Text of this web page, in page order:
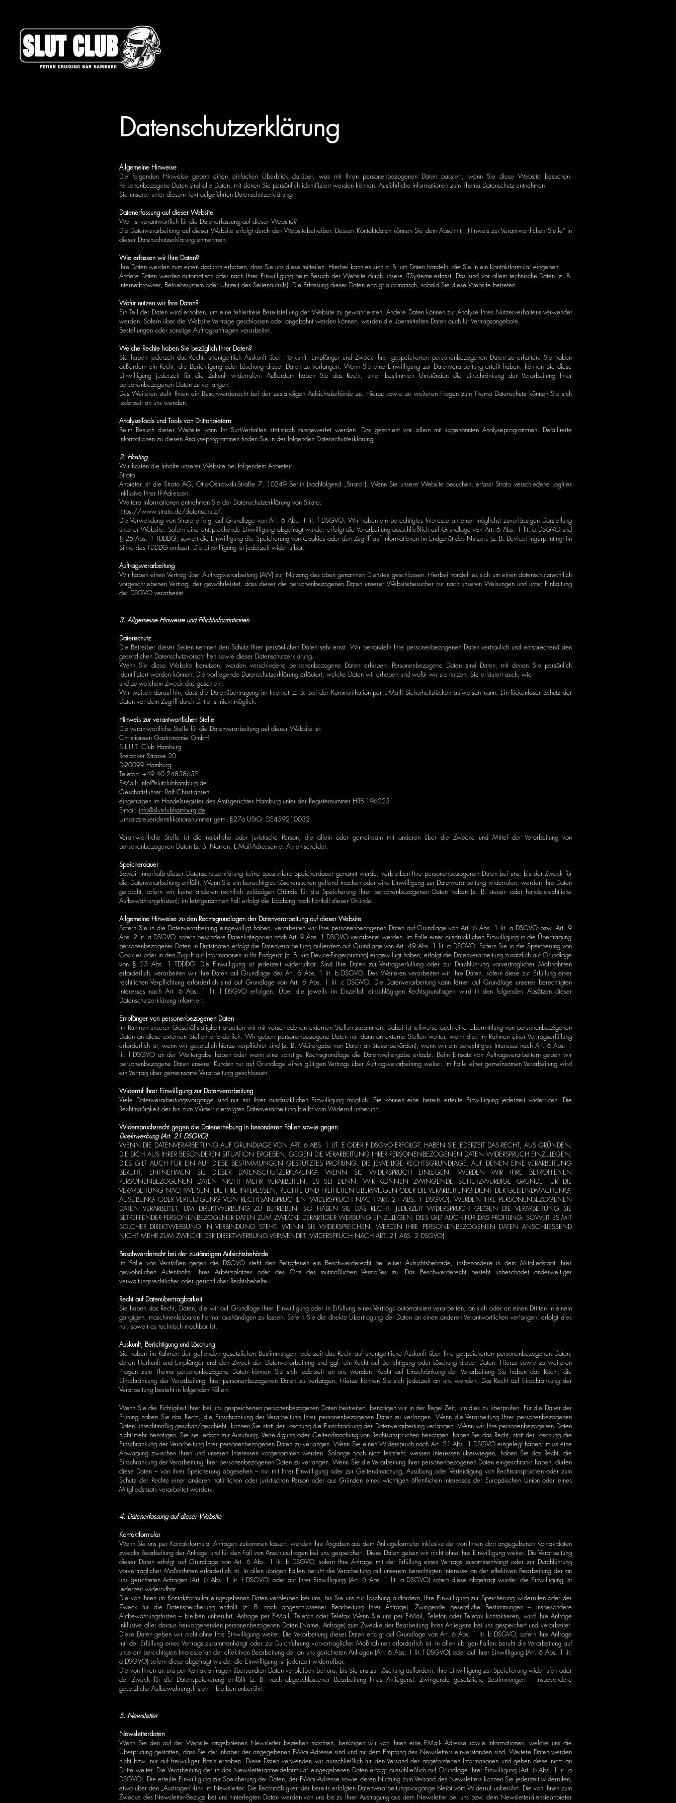
Datenschutzerklärung
Allgemeine Hinweise
Die folgenden Hinweise geben einen einfachen Überblick darüber, was mit Ihren personenbezogenen Daten passiert, wenn Sie diese Website besuchen.
Personenbezogene Daten sind alle Daten, mit denen Sie persönlich identifiziert werden können. Ausführliche Informationen zum Thema Datenschutz entnehmen
Sie unserer unter diesem Text aufgeführten Datenschutzerklärung.
Datenerfassung auf dieser Website
Wer ist verantwortlich für die Datenerfassung auf dieser Website?
Die Datenverarbeitung auf dieser Website erfolgt durch den Websitebetreiber. Dessen Kontaktdaten können Sie dem Abschnitt „Hinweis zur Verantwortlichen Stelle“ in
dieser Datenschutzerklärung entnehmen.
Wie erfassen wir Ihre Daten?
Ihre Daten werden zum einen dadurch erhoben, dass Sie uns diese mitteilen. Hierbei kann es sich z. B. um Daten handeln, die Sie in ein Kontaktformular eingeben.
Andere Daten werden automatisch oder nach Ihrer Einwilligung beim Besuch der Website durch unsere ITSysteme erfasst. Das sind vor allem technische Daten (z. B.
Internetbrowser, Betriebssystem oder Uhrzeit des Seitenaufrufs). Die Erfassung dieser Daten erfolgt automatisch, sobald Sie diese Website betreten.
Wofür nutzen wir Ihre Daten?
Ein Teil der Daten wird erhoben, um eine fehlerfreie Bereitstellung der Website zu gewährleisten. Andere Daten können zur Analyse Ihres Nutzerverhaltens verwendet
werden. Sofern über die Website Verträge geschlossen oder angebahnt werden können, werden die übermittelten Daten auch für Vertragsangebote,
Bestellungen oder sonstige Auftragsanfragen verarbeitet.
Welche Rechte haben Sie bezüglich Ihrer Daten?
Sie haben jederzeit das Recht, unentgeltlich Auskunft über Herkunft, Empfänger und Zweck Ihrer gespeicherten personenbezogenen Daten zu erhalten. Sie haben
außerdem ein Recht, die Berichtigung oder Löschung dieser Daten zu verlangen. Wenn Sie eine Einwilligung zur Datenverarbeitung erteilt haben, können Sie diese
Einwilligung jederzeit für die Zukunft widerrufen. Außerdem haben Sie das Recht, unter bestimmten Umständen die Einschränkung der Verarbeitung Ihrer
personenbezogenen Daten zu verlangen.
Des Weiteren steht Ihnen ein Beschwerderecht bei der zuständigen Aufsichtsbehörde zu. Hierzu sowie zu weiteren Fragen zum Thema Datenschutz können Sie sich
jederzeit an uns wenden.
Analyse-Tools und Tools von Drittanbietern
Beim Besuch dieser Website kann Ihr Surf-Verhalten statistisch ausgewertet werden. Das geschieht vor allem mit sogenannten Analyseprogrammen. Detaillierte
Informationen zu diesen Analyseprogrammen finden Sie in der folgenden Datenschutzerklärung.
2. Hosting
Wir hosten die Inhalte unserer Website bei folgendem Anbieter:
Strato
Anbieter ist die Strato AG, Otto-Ostrowski-Straße 7, 10249 Berlin (nachfolgend „Strato“). Wenn Sie unsere Website besuchen, erfasst Strato verschiedene Logfiles
inklusive Ihrer IP-Adressen.
Weitere Informationen entnehmen Sie der Datenschutzerklärung von Strato:
https://www.strato.de/datenschutz/.
Die Verwendung von Strato erfolgt auf Grundlage von Art. 6 Abs. 1 lit. f DSGVO. Wir haben ein berechtigtes Interesse an einer möglichst zuverlässigen Darstellung
unserer Website. Sofern eine entsprechende Einwilligung abgefragt wurde, erfolgt die Verarbeitung ausschließlich auf Grundlage von Art. 6 Abs. 1 lit. a DSGVO und
§ 25 Abs. 1 TDDDG, soweit die Einwilligung die Speicherung von Cookies oder den Zugriff auf Informationen im Endgerät des Nutzers (z. B. Device-Fingerprinting) im
Sinne des TDDDG umfasst. Die Einwilligung ist jederzeit widerrufbar.
Auftragsverarbeitung
Wir haben einen Vertrag über Auftragsverarbeitung (AVV) zur Nutzung des oben genannten Dienstes geschlossen. Hierbei handelt es sich um einen datenschutzrechtlich
vorgeschriebenen Vertrag, der gewährleistet, dass dieser die personenbezogenen Daten unserer Websitebesucher nur nach unseren Weisungen und unter Einhaltung
der DSGVO verarbeitet.
3. Allgemeine Hinweise und Pflichtinformationen
Datenschutz
Die Betreiber dieser Seiten nehmen den Schutz Ihrer persönlichen Daten sehr ernst. Wir behandeln Ihre personenbezogenen Daten vertraulich und entsprechend den
gesetzlichen Datenschutzvorschriften sowie dieser Datenschutzerklärung.
Wenn Sie diese Website benutzen, werden verschiedene personenbezogene Daten erhoben. Personenbezogene Daten sind Daten, mit denen Sie persönlich
identifiziert werden können. Die vorliegende Datenschutzerklärung erläutert, welche Daten wir erheben und wofür wir sie nutzen. Sie erläutert auch, wie
und zu welchem Zweck das geschieht.
Wir weisen darauf hin, dass die Datenübertragung im Internet (z. B. bei der Kommunikation per E-Mail) Sicherheitslücken aufweisen kann. Ein lückenloser Schutz der
Daten vor dem Zugriff durch Dritte ist nicht möglich.
Hinweis zur verantwortlichen Stelle
Die verantwortliche Stelle für die Datenverarbeitung auf dieser Website ist:
Christiansen Gastronomie GmbH
S.L.U.T. Club Hamburg
Rostocker Strasse 20
D-20099 Hamburg
Telefon: +49 40 24858652
E-Mail: info@slutclubhamburg.de
Geschäftsführer: Ralf Christiansen
eingetragen im Handelsregister des Amtsgerichtes Hamburg unter der Registernummer HRB 196225
E-mail: info@slutclubhamburg.de
Umsatzsteueridentifikationsnummer gem. §27a UStG: DE459210032
Verantwortliche Stelle ist die natürliche oder juristische Person, die allein oder gemeinsam mit anderen über die Zwecke und Mittel der Verarbeitung von
personenbezogenen Daten (z. B. Namen, E-Mail-Adressen o. Ä.) entscheidet.
Speicherdauer
Soweit innerhalb dieser Datenschutzerklärung keine speziellere Speicherdauer genannt wurde, verbleiben Ihre personenbezogenen Daten bei uns, bis der Zweck für
die Datenverarbeitung entfällt. Wenn Sie ein berechtigtes Löschersuchen geltend machen oder eine Einwilligung zur Datenverarbeitung widerrufen, werden Ihre Daten
gelöscht, sofern wir keine anderen rechtlich zulässigen Gründe für die Speicherung Ihrer personenbezogenen Daten haben (z. B. steuer- oder handelsrechtliche
Aufbewahrungsfristen); im letztgenannten Fall erfolgt die Löschung nach Fortfall dieser Gründe.
Allgemeine Hinweise zu den Rechtsgrundlagen der Datenverarbeitung auf dieser Website
Sofern Sie in die Datenverarbeitung eingewilligt haben, verarbeiten wir Ihre personenbezogenen Daten auf Grundlage von Art. 6 Abs. 1 lit. a DSGVO bzw. Art. 9
Abs. 2 lit. a DSGVO, sofern besondere Datenkategorien nach Art. 9 Abs. 1 DSGVO verarbeitet werden. Im Falle einer ausdrücklichen Einwilligung in die Übertragung
personenbezogener Daten in Drittstaaten erfolgt die Datenverarbeitung außerdem auf Grundlage von Art. 49 Abs. 1 lit. a DSGVO. Sofern Sie in die Speicherung von
Cookies oder in den Zugriff auf Informationen in Ihr Endgerät (z. B. via Device-Fingerprinting) eingewilligt haben, erfolgt die Datenverarbeitung zusätzlich auf Grundlage
von § 25 Abs. 1 TDDDG. Die Einwilligung ist jederzeit widerrufbar. Sind Ihre Daten zur Vertragserfüllung oder zur Durchführung vorvertraglicher Maßnahmen
erforderlich, verarbeiten wir Ihre Daten auf Grundlage des Art. 6 Abs. 1 lit. b DSGVO. Des Weiteren verarbeiten wir Ihre Daten, sofern diese zur Erfüllung einer
rechtlichen Verpflichtung erforderlich sind auf Grundlage von Art. 6 Abs. 1 lit. c DSGVO. Die Datenverarbeitung kann ferner auf Grundlage unseres berechtigten
Interesses nach Art. 6 Abs. 1 lit. f DSGVO erfolgen. Über die jeweils im Einzelfall einschlägigen Rechtsgrundlagen wird in den folgenden Absätzen dieser
Datenschutzerklärung informiert.
Empfänger von personenbezogenen Daten
Im Rahmen unserer Geschäftstätigkeit arbeiten wir mit verschiedenen externen Stellen zusammen. Dabei ist teilweise auch eine Übermittlung von personenbezogenen
Daten an diese externen Stellen erforderlich. Wir geben personenbezogene Daten nur dann an externe Stellen weiter, wenn dies im Rahmen einer Vertragserfüllung
erforderlich ist, wenn wir gesetzlich hierzu verpflichtet sind (z. B. Weitergabe von Daten an Steuerbehörden), wenn wir ein berechtigtes Interesse nach Art. 6 Abs. 1
lit. f DSGVO an der Weitergabe haben oder wenn eine sonstige Rechtsgrundlage die Datenweitergabe erlaubt. Beim Einsatz von Auftragsverarbeitern geben wir
personenbezogene Daten unserer Kunden nur auf Grundlage eines gültigen Vertrags über Auftragsverarbeitung weiter. Im Falle einer gemeinsamen Verarbeitung wird
ein Vertrag über gemeinsame Verarbeitung geschlossen.
Widerruf Ihrer Einwilligung zur Datenverarbeitung
Viele Datenverarbeitungsvorgänge sind nur mit Ihrer ausdrücklichen Einwilligung möglich. Sie können eine bereits erteilte Einwilligung jederzeit widerrufen. Die
Rechtmäßigkeit der bis zum Widerruf erfolgten Datenverarbeitung bleibt vom Widerruf unberührt.
Widerspruchsrecht gegen die Datenerhebung in besonderen Fällen sowie gegen
Direktwerbung (Art. 21 DSGVO)
WENN DIE DATENVERARBEITUNG AUF GRUNDLAGE VON ART. 6 ABS. 1 LIT. E ODER F DSGVO ERFOLGT, HABEN SIE JEDERZEIT DAS RECHT, AUS GRÜNDEN,
DIE SICH AUS IHRER BESONDEREN SITUATION ERGEBEN, GEGEN DIE VERARBEITUNG IHRER PERSONENBEZOGENEN DATEN WIDERSPRUCH EINZULEGEN;
DIES GILT AUCH FÜR EIN AUF DIESE BESTIMMUNGEN GESTÜTZTES PROFILING. DIE JEWEILIGE RECHTSGRUNDLAGE, AUF DENEN EINE VERARBEITUNG
BERUHT, ENTNEHMEN SIE DIESER DATENSCHUTZERKLÄRUNG. WENN SIE WIDERSPRUCH EINLEGEN, WERDEN WIR IHRE BETROFFENEN
PERSONENBEZOGENEN DATEN NICHT MEHR VERARBEITEN, ES SEI DENN, WIR KÖNNEN ZWINGENDE SCHUTZWÜRDIGE GRÜNDE FÜR DIE
VERARBEITUNG NACHWEISEN, DIE IHRE INTERESSEN, RECHTE UND FREIHEITEN ÜBERWIEGEN ODER DIE VERARBEITUNG DIENT DER GELTENDMACHUNG,
AUSÜBUNG ODER VERTEIDIGUNG VON RECHTSANSPRÜCHEN (WIDERSPRUCH NACH ART. 21 ABS. 1 DSGVO). WERDEN IHRE PERSONENBEZOGENEN
DATEN VERARBEITET, UM DIREKTWERBUNG ZU BETREIBEN, SO HABEN SIE DAS RECHT, JEDERZEIT WIDERSPRUCH GEGEN DIE VERARBEITUNG SIE
BETREFFENDER PERSONENBEZOGENER DATEN ZUM ZWECKE DERARTIGER WERBUNG EINZULEGEN; DIES GILT AUCH FÜR DAS PROFILING, SOWEIT ES MIT
SOLCHER DIREKTWERBUNG IN VERBINDUNG STEHT. WENN SIE WIDERSPRECHEN, WERDEN IHRE PERSONENBEZOGENEN DATEN ANSCHLIESSEND
NICHT MEHR ZUM ZWECKE DER DIREKTWERBUNG VERWENDET (WIDERSPRUCH NACH ART. 21 ABS. 2 DSGVO).
Beschwerderecht bei der zuständigen Aufsichtsbehörde
Im Falle von Verstößen gegen die DSGVO steht den Betroffenen ein Beschwerderecht bei einer Aufsichtsbehörde, insbesondere in dem Mitgliedstaat ihres
gewöhnlichen Aufenthalts, ihres Arbeitsplatzes oder des Orts des mutmaßlichen Verstoßes zu. Das Beschwerderecht besteht unbeschadet anderweitiger
verwaltungsrechtlicher oder gerichtlicher Rechtsbehelfe.
Recht auf Datenübertragbarkeit
Sie haben das Recht, Daten, die wir auf Grundlage Ihrer Einwilligung oder in Erfüllung eines Vertrags automatisiert verarbeiten, an sich oder an einen Dritten in einem
gängigen, maschinenlesbaren Format aushändigen zu lassen. Sofern Sie die direkte Übertragung der Daten an einen anderen Verantwortlichen verlangen, erfolgt dies
nur, soweit es technisch machbar ist.
Auskunft, Berichtigung und Löschung
Sie haben im Rahmen der geltenden gesetzlichen Bestimmungen jederzeit das Recht auf unentgeltliche Auskunft über Ihre gespeicherten personenbezogenen Daten,
deren Herkunft und Empfänger und den Zweck der Datenverarbeitung und ggf. ein Recht auf Berichtigung oder Löschung dieser Daten. Hierzu sowie zu weiteren
Fragen zum Thema personenbezogene Daten können Sie sich jederzeit an uns wenden. Recht auf Einschränkung der Verarbeitung Sie haben das Recht, die
Einschränkung der Verarbeitung Ihrer personenbezogenen Daten zu verlangen. Hierzu können Sie sich jederzeit an uns wenden. Das Recht auf Einschränkung der
Verarbeitung besteht in folgenden Fällen:
Wenn Sie die Richtigkeit Ihrer bei uns gespeicherten personenbezogenen Daten bestreiten, benötigen wir in der Regel Zeit, um dies zu überprüfen. Für die Dauer der
Prüfung haben Sie das Recht, die Einschränkung der Verarbeitung Ihrer personenbezogenen Daten zu verlangen. Wenn die Verarbeitung Ihrer personenbezogenen
Daten unrechtmäßig geschah/geschieht, können Sie statt der Löschung die Einschränkung der Datenverarbeitung verlangen. Wenn wir Ihre personenbezogenen Daten
nicht mehr benötigen, Sie sie jedoch zur Ausübung, Verteidigung oder Geltendmachung von Rechtsansprüchen benötigen, haben Sie das Recht, statt der Löschung die
Einschränkung der Verarbeitung Ihrer personenbezogenen Daten zu verlangen. Wenn Sie einen Widerspruch nach Art. 21 Abs. 1 DSGVO eingelegt haben, muss eine
Abwägung zwischen Ihren und unseren Interessen vorgenommen werden. Solange noch nicht feststeht, wessen Interessen überwiegen, haben Sie das Recht, die
Einschränkung der Verarbeitung Ihrer personenbezogenen Daten zu verlangen. Wenn Sie die Verarbeitung Ihrer personenbezogenen Daten eingeschränkt haben, dürfen
diese Daten – von ihrer Speicherung abgesehen – nur mit Ihrer Einwilligung oder zur Geltendmachung, Ausübung oder Verteidigung von Rechtsansprüchen oder zum
Schutz der Rechte einer anderen natürlichen oder juristischen Person oder aus Gründen eines wichtigen öffentlichen Interesses der Europäischen Union oder eines
Mitgliedstaats verarbeitet werden.
4. Datenerfassung auf dieser Website
Kontaktformular
Wenn Sie uns per Kontaktformular Anfragen zukommen lassen, werden Ihre Angaben aus dem Anfrageformular inklusive der von Ihnen dort angegebenen Kontaktdaten
zwecks Bearbeitung der Anfrage und für den Fall von Anschlussfragen bei uns gespeichert. Diese Daten geben wir nicht ohne Ihre Einwilligung weiter. Die Verarbeitung
dieser Daten erfolgt auf Grundlage von Art. 6 Abs. 1 lit. b DSGVO, sofern Ihre Anfrage mit der Erfüllung eines Vertrags zusammenhängt oder zur Durchführung
vorvertraglicher Maßnahmen erforderlich ist. In allen übrigen Fällen beruht die Verarbeitung auf unserem berechtigten Interesse an der effektiven Bearbeitung der an
uns gerichteten Anfragen (Art. 6 Abs. 1 lit. f DSGVO) oder auf Ihrer Einwilligung (Art. 6 Abs. 1 lit. a DSGVO) sofern diese abgefragt wurde; die Einwilligung ist
jederzeit widerrufbar.
Die von Ihnen im Kontaktformular eingegebenen Daten verbleiben bei uns, bis Sie uns zur Löschung auffordern, Ihre Einwilligung zur Speicherung widerrufen oder der
Zweck für die Datenspeicherung entfällt (z. B. nach abgeschlossener Bearbeitung Ihrer Anfrage). Zwingende gesetzliche Bestimmungen – insbesondere
Aufbewahrungsfristen – bleiben unberührt. Anfrage per E-Mail, Telefon oder Telefax Wenn Sie uns per E-Mail, Telefon oder Telefax kontaktieren, wird Ihre Anfrage
inklusive aller daraus hervorgehenden personenbezogenen Daten (Name, Anfrage) zum Zwecke der Bearbeitung Ihres Anliegens bei uns gespeichert und verarbeitet.
Diese Daten geben wir nicht ohne Ihre Einwilligung weiter. Die Verarbeitung dieser Daten erfolgt auf Grundlage von Art. 6 Abs. 1 lit. b DSGVO, sofern Ihre Anfrage
mit der Erfüllung eines Vertrags zusammenhängt oder zur Durchführung vorvertraglicher Maßnahmen erforderlich ist. In allen übrigen Fällen beruht die Verarbeitung auf
unserem berechtigten Interesse an der effektiven Bearbeitung der an uns gerichteten Anfragen (Art. 6 Abs. 1 lit. f DSGVO) oder auf Ihrer Einwilligung (Art. 6 Abs. 1 lit.
a DSGVO) sofern diese abgefragt wurde; die Einwilligung ist jederzeit widerrufbar.
Die von Ihnen an uns per Kontaktanfragen übersandten Daten verbleiben bei uns, bis Sie uns zur Löschung auffordern, Ihre Einwilligung zur Speicherung widerrufen oder
der Zweck für die Datenspeicherung entfällt (z. B. nach abgeschlossener Bearbeitung Ihres Anliegens). Zwingende gesetzliche Bestimmungen – insbesondere
gesetzliche Aufbewahrungsfristen – bleiben unberührt.
5. Newsletter
Newsletterdaten
Wenn Sie den auf der Website angebotenen Newsletter beziehen möchten, benötigen wir von Ihnen eine EMail- Adresse sowie Informationen, welche uns die
Überprüfung gestatten, dass Sie der Inhaber der angegebenen E-Mail-Adresse sind und mit dem Empfang des Newsletters einverstanden sind. Weitere Daten werden
nicht bzw. nur auf freiwilliger Basis erhoben. Diese Daten verwenden wir ausschließlich für den Versand der angeforderten Informationen und geben diese nicht an
Dritte weiter. Die Verarbeitung der in das Newsletteranmeldeformular eingegebenen Daten erfolgt ausschließlich auf Grundlage Ihrer Einwilligung (Art. 6 Abs. 1 lit. a
DSGVO). Die erteilte Einwilligung zur Speicherung der Daten, der E-Mail-Adresse sowie deren Nutzung zum Versand des Newsletters können Sie jederzeit widerrufen,
etwa über den „Austragen“-Link im Newsletter. Die Rechtmäßigkeit der bereits erfolgten Datenverarbeitungsvorgänge bleibt vom Widerruf unberührt. Die von Ihnen zum
Zwecke des Newsletter-Bezugs bei uns hinterlegten Daten werden von uns bis zu Ihrer Austragung aus dem Newsletter bei uns bzw. dem Newsletterdiensteanbieter